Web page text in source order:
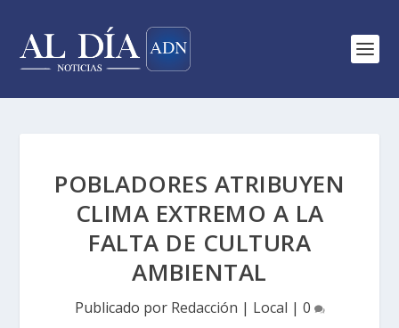
POBLADORES ATRIBUYEN
CLIMA EXTREMO A LA
FALTA DE CULTURA
AMBIENTAL
Publicado por Redacción | Local | 0